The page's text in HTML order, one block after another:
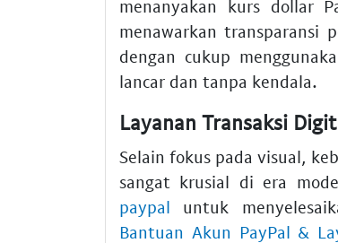
menanyakan kurs dollar
menawarkan transparansi
dengan cukup
lancar dan tanpa kendala.
Layanan Transaksi
Selain fokus pada visual,
sangat krusial di era
paypal untuk
Bantuan Akun PayPal &